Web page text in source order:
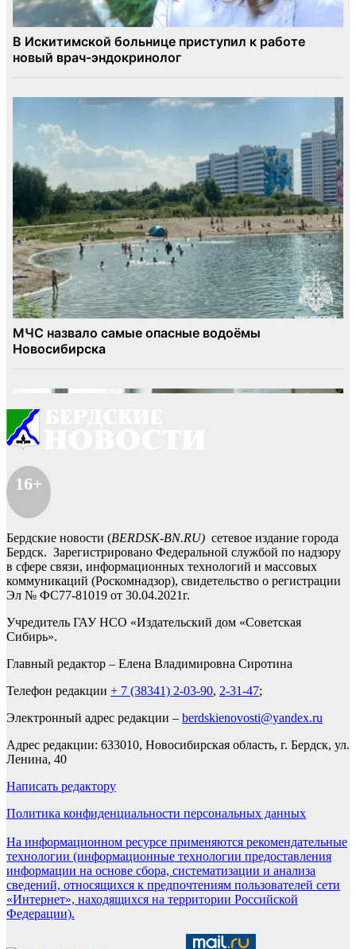
16+
Бердские новости (BERDSK-BN.RU) сетевое издание города
Бердск. Зарегистрировано Федеральной службой по надзору
в сфере связи, информационных технологий и массовых
коммуникаций (Роскомнадзор), свидетельство о регистрации
Эл № ФС77-81019 от 30.04.2021г.
Учредитель ГАУ НСО «Издательский дом «Советская
Сибирь».
Главный редактор – Елена Владимировна Сиротина
Телефон редакции + 7 (38341) 2-03-90, 2-31-47;
Электронный адрес редакции – berdskienovosti@yandex.ru
Адрес редакции: 633010, Новосибирская область, г. Бердск, ул.
Ленина, 40
Написать редактору
Политика конфиденциальности персональных данных
На информационном ресурсе применяются рекомендательные
технологии (информационные технологии предоставления
информации на основе сбора, систематизации и анализа
сведений, относящихся к предпочтениям пользователей сети
«Интернет», находящихся на территории Российской
Федерации).